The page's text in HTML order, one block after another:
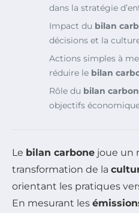
dans la stratégie
Impact du bilan
décisions et la
Actions simples à
réduire le bilan
Rôle du bilan
objectifs
Le bilan carbone joue un
transformation de la
orientant les pratiques
En mesurant les